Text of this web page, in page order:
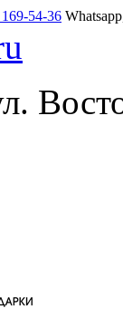
54-36